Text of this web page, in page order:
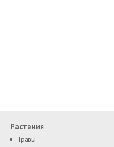
Растения
Травы